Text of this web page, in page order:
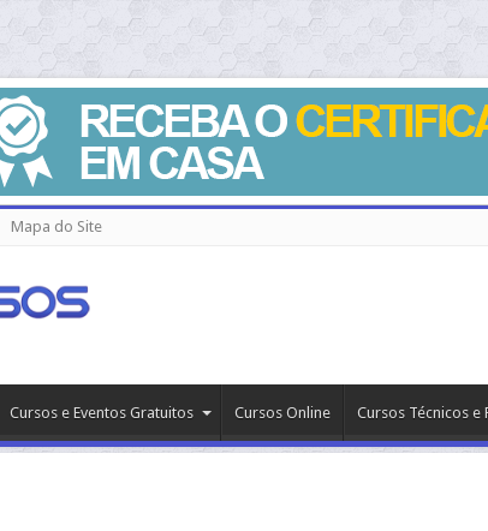
Mapa do Site
Cursos e Eventos Gratuitos Cursos Online Cursos Técnicos